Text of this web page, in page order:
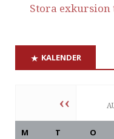
Stora exkursion
KALENDER
‹‹
M T O